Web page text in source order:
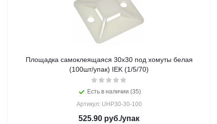
Площадка самоклеящаяся 30х30 под хомуты белая
(100шт/упак) IEK (1/5/70)
Есть в наличии (35)
Артикул: UHP30-30-100
525.90 руб./упак